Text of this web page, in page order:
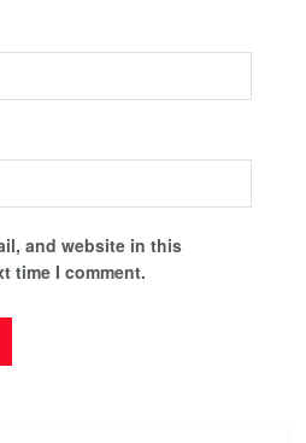
and website in this
time I comment.